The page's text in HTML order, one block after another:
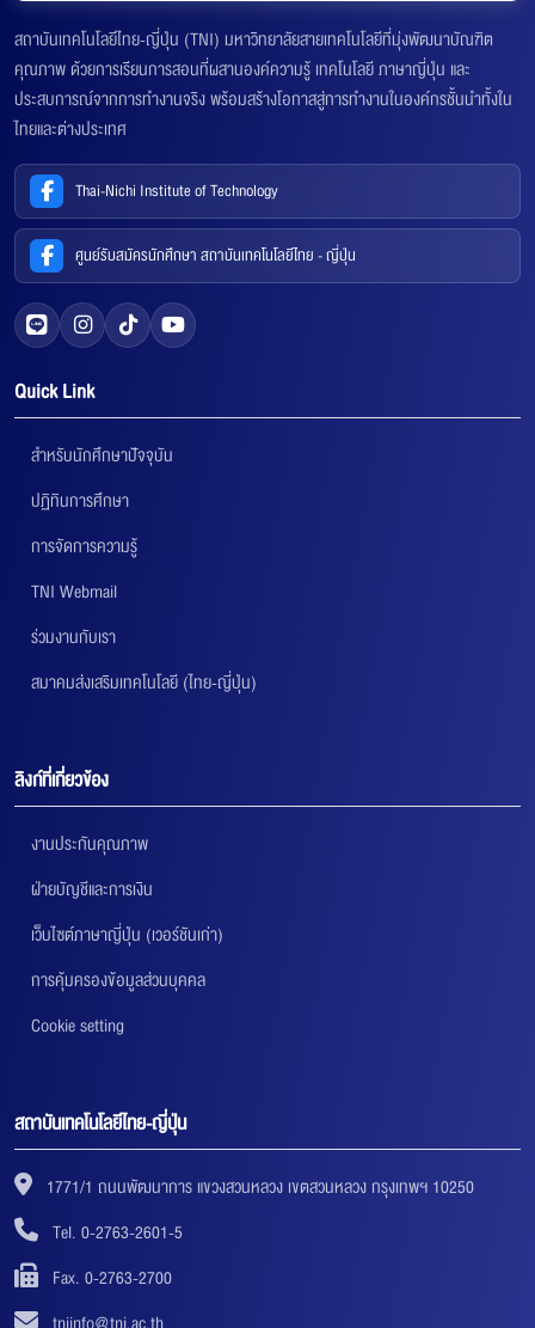
สถาบันเทคโนโลยีไทย-ญี่ปุ่น (TNI) มหาวิทยาลัยสายเทคโนโลยีที่มุ่งพัฒนาบัณฑิต
คุณภาพ ด้วยการเรียนการสอนที่ผสานองค์ความรู้ เทคโนโลยี ภาษาญี่ปุ่น และ
ประสบการณ์จากการทำงานจริง พร้อมสร้างโอกาสสู่การทำงานในองค์กรชั้นนำทั้งใน
ไทยและต่างประเทศ
Thai-Nichi Institute of Technology
ศูนย์รับสมัครนักศึกษา สถาบันเทคโนโลยีไทย - ญี่ปุ่น
Quick Link
สำหรับนักศึกษาปัจจุบัน
ปฏิทินการศึกษา
การจัดการความรู้
TNI Webmail
ร่วมงานกับเรา
สมาคมส่งเสริมเทคโนโลยี (ไทย-ญี่ปุ่น)
ลิงก์ที่เกี่ยวข้อง
งานประกันคุณภาพ
ฝ่ายบัญชีและการเงิน
เว็บไซต์ภาษาญี่ปุ่น (เวอร์ชันเก่า)
การคุ้มครองข้อมูลส่วนบุคคล
Cookie setting
สถาบันเทคโนโลยีไทย-ญี่ปุ่น
1771/1 ถนนพัฒนาการ แขวงสวนหลวง เขตสวนหลวง กรุงเทพฯ 10250
Tel. 0-2763-2601-5
Fax. 0-2763-2700